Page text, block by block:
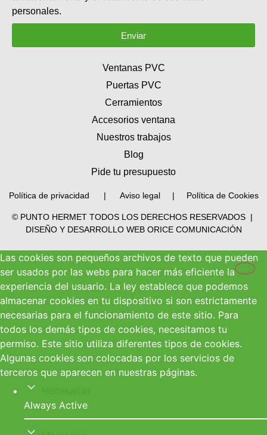
personales.
Enviar
Ventanas PVC
Puertas PVC
Cerramientos
Accesorios ventana
Nuestros trabajos
Blog
Pide tu presupuesto
Política de privacidad | Aviso legal | Política de Cookies
© PUNTO HERMET TODOS LOS DERECHOS RESERVADOS |
DISEÑO Y DESARROLLO WEB ORICE COMUNICACIÓN
Las cookies son pequeños archivos de texto que pueden
ser usados por las webs para hacer más eficiente la
experiencia del usuario. La ley establece que podemos
almacenar cookies en tu dispositivo si son estrictamente
necesarias para el funcionamiento de este sitio. Para
todos los demás tipos de cookies, necesitamos tu
permiso. Este sitio utiliza diferentes tipos de cookies.
Algunas cookies son colocadas por los servicios de
terceros que aparecen en nuestras páginas.
Always Active